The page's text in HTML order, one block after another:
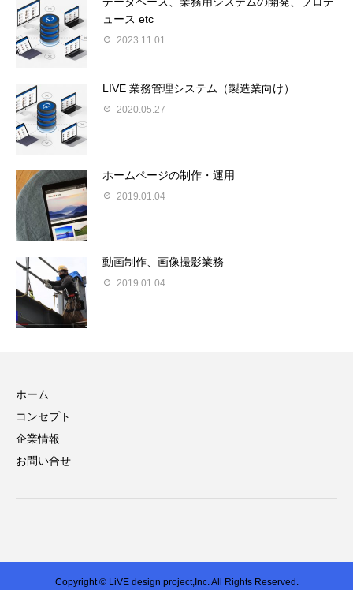
ュース etc
2023.11.01
LIVE 業務管理システム（製造業向け）
2020.05.27
ホームページの制作・運用
2019.01.04
動画制作、画像撮影業務
2019.01.04
ホーム
コンセプト
企業情報
お問い合せ
Copyright © LiVE design project,Inc. All Rights Reserved.